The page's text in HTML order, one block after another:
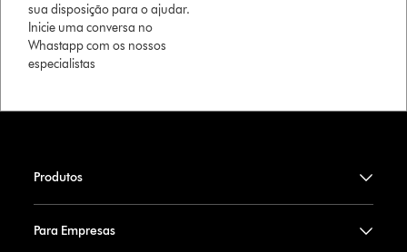
sua disposição para o ajudar.
Inicie uma conversa no
Whastapp com os nossos
especialistas
Produtos
Para Empresas